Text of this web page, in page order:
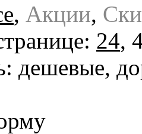
, Акции,
24,
дешевые,